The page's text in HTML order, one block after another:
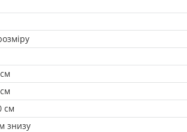
см
знизу